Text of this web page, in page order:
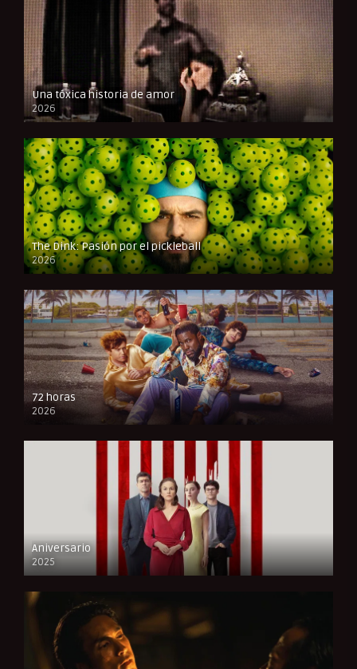
Una tóxica historia de amor
2026
FULL HD
The Dink: Pasión por el pickleball
2026
FULL HD
72 horas
2026
FULL HD
Aniversario
2025
FULL HD